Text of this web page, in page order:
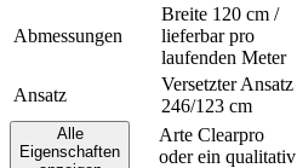
Abmessungen
Breite 120 cm /
lieferbar pro
laufenden Meter
Ansatz
Versetzter Ansatz
246/123 cm
Arte Clearpro
oder ein qualitativ
Alle
Eigenschaften